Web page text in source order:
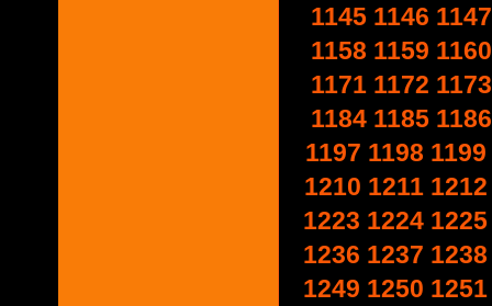
1145 1146 1147
1158 1159 1160
1171 1172 1173
1184 1185 1186
1197 1198 1199
1210 1211 1212
1223 1224 1225
1236 1237 1238
1249 1250 1251